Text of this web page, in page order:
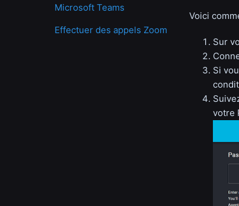
Microsoft Teams
Effectuer des appels Zoom
Voici
Sur
Si
votre